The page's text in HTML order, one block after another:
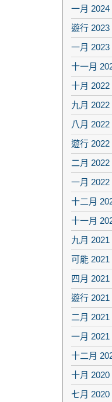
一月 2024
遊行 2023
一月 2023
十一月
十月 2022
九月 2022
八月 2022
遊行 2022
二月 2022
一月 2022
十二月
十一月
九月 2021
可能 2021
四月 2021
遊行 2021
二月 2021
一月 2021
十二月
十月 2020
七月 2020